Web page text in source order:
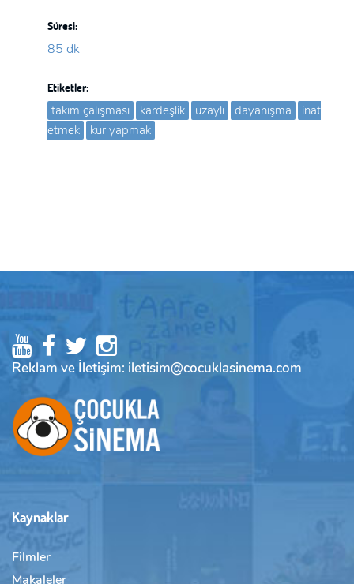
Süresi:
85 dk
Etiketler:
takım çalışması kardeşlik uzaylı dayanışma
inat
etmek
kur yapmak
Reklam ve İletişim: iletisim@cocuklasinema.com
Kaynaklar
Filmler
Makaleler